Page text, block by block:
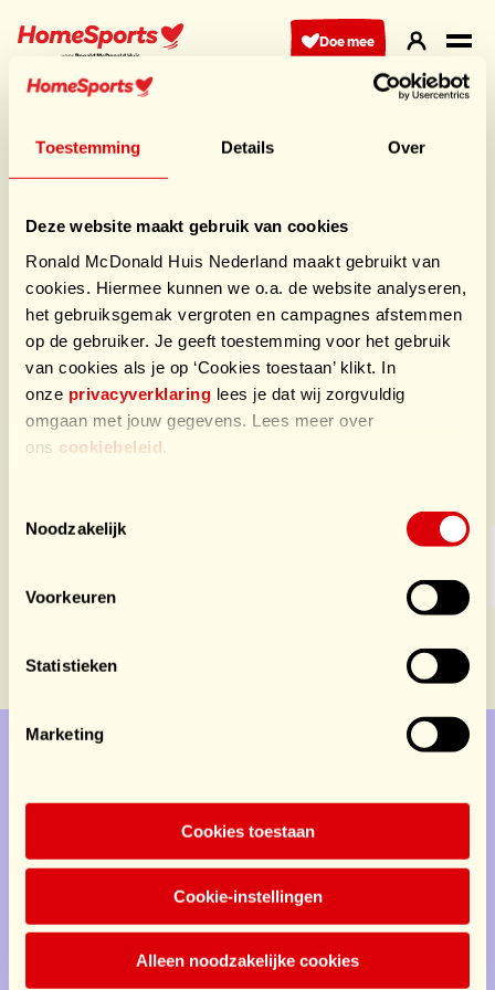
Toestemming Details Over
Deze website maakt gebruik van cookies
Ronald McDonald Huis Nederland maakt gebruikt van
cookies. Hiermee kunnen we o.a. de website analyseren,
het gebruiksgemak vergroten en campagnes afstemmen
op de gebruiker. Je geeft toestemming voor het gebruik
van cookies als je op ‘Cookies toestaan’ klikt. In
onze privacyverklaring lees je dat wij zorgvuldig
omgaan met jouw gegevens. Lees meer over
ons cookiebeleid
Noodzakelijk
Voorkeuren
Statistieken
Marketing
Cookies toestaan
Cookie-instellingen
Alleen noodzakelijke cookies
naar
hoofdnavigatie
Doe mee
HomeSports
voor kinderen en gezinnen die door moeilijke tijden
doelen te combineren met een goed doel. De prestatie
die ik behaal, draagt bij aan het creëren van een warme
en veilige plek voor zieke kinderen en hun families.
Laten we samen zorgen voor een glimlach op het
gezicht van de kinderen en hun families. Juist zij
verdienen het om in een omgeving van warmte en zorg
te kunnen groeien, ongeacht hun omstandigheden.
Let's go!
Privacy
Service
Doe mee